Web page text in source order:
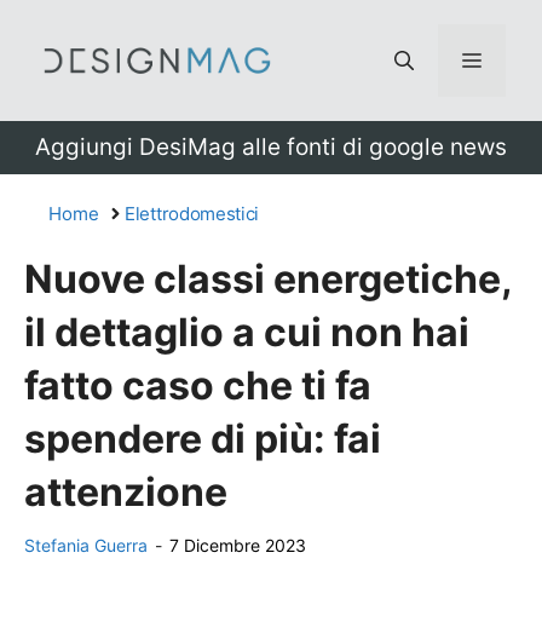
Menu
Aggiungi DesiMag alle fonti di google news
Home Elettrodomestici
Nuove classi energetiche,
il dettaglio a cui non hai
fatto caso che ti fa
spendere di più: fai
attenzione
Stefania Guerra - 7 Dicembre 2023